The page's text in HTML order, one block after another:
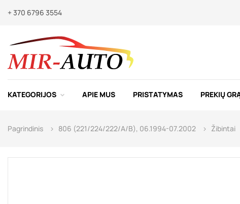
+ 370 6796 3554
KATEGORIJOS APIE MUS PRISTATYMAS PREKIŲ
Pagrindinis 806 (221/224/222/A/B), 06.1994-07.2002 Žibintai